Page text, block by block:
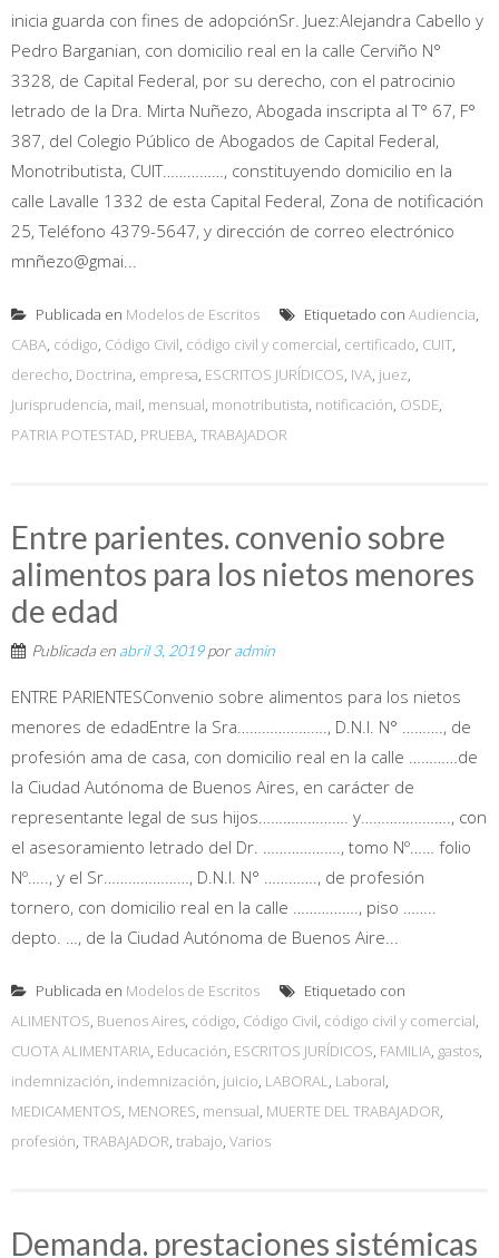
inicia guarda con fines de adopciónSr. Juez:Alejandra Cabello y
Pedro Barganian, con domicilio real en la calle Cerviño N°
3328, de Capital Federal, por su derecho, con el patrocinio
letrado de la Dra. Mirta Nuñezo, Abogada inscripta al T° 67, F°
387, del Colegio Público de Abogados de Capital Federal,
Monotributista, CUIT……………, constituyendo domicilio en la
calle Lavalle 1332 de esta Capital Federal, Zona de notificación
25, Teléfono 4379-5647, y dirección de correo electrónico
mnñezo@gmai...
Publicada en Modelos de Escritos Etiquetado con Audiencia,
CABA, código, Código Civil, código civil y comercial, certificado, CUIT,
derecho, Doctrina, empresa, ESCRITOS JURÍDICOS, IVA, juez,
Jurisprudencia, mail, mensual, monotributista, notificación, OSDE,
PATRIA POTESTAD, PRUEBA, TRABAJADOR
Entre parientes. convenio sobre
alimentos para los nietos menores
de edad
Publicada en abril 3, 2019poradmin
ENTRE PARIENTESConvenio sobre alimentos para los nietos
menores de edadEntre la Sra…………………., D.N.I. N° ………., de
profesión ama de casa, con domicilio real en la calle …………de
la Ciudad Autónoma de Buenos Aires, en carácter de
representante legal de sus hijos…………………. y…………………., con
el asesoramiento letrado del Dr. ………………., tomo Nº…… folio
Nº….., y el Sr…………………, D.N.I. N° …………., de profesión
tornero, con domicilio real en la calle ……………., piso ……..
depto. …, de la Ciudad Autónoma de Buenos Aire...
Publicada en Modelos de Escritos
Etiquetado con
ALIMENTOS, Buenos Aires, código, Código Civil, código civil y comercial,
CUOTA ALIMENTARIA, Educación, ESCRITOS JURÍDICOS, FAMILIA, gastos,
indemnización, indemnización, juicio, LABORAL, Laboral,
MEDICAMENTOS, MENORES, mensual, MUERTE DEL TRABAJADOR,
profesión, TRABAJADOR, trabajo, Varios
Demanda. prestaciones sistémicas